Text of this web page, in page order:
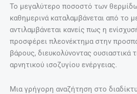
Το μεγαλύτερο ποσοστό των
καθημερινά καταλαμβάνεται από το
αντιλαμβάνεται κανείς πως η
προσφέρει πλεονέκτημα στην
βάρους, διευκολύνοντας ουσιαστικά
αρνητικού ισοζυγίου ενέργειας.
Μια γρήγορη αναζήτηση στο